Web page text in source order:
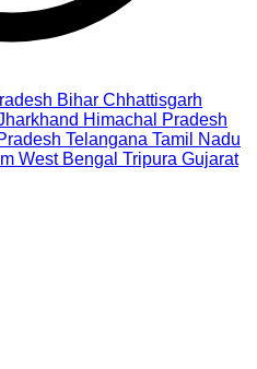
Bihar Chhattisgarh
Himachal Pradesh
Telangana Tamil Nadu
West Bengal Tripura Gujarat